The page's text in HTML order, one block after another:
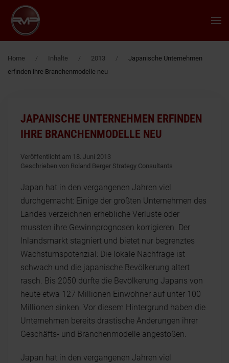
Zum Hauptinhalt springen
Home Inhalte 2013
Japanische Unternehmen
erfinden ihre Branchenmodelle neu
JAPANISCHE UNTERNEHMEN ERFINDEN
IHRE BRANCHENMODELLE NEU
Veröffentlicht am 18. Juni 2013
Geschrieben von Roland Berger Strategy Consultants
Japan hat in den vergangenen Jahren viel
durchgemacht: Einige der größten Unternehmen des
Landes verzeichnen erhebliche Verluste oder
mussten ihre Gewinnprognosen korrigieren. Der
Inlandsmarkt stagniert und bietet nur begrenztes
Wachstumspotenzial: Die lokale Nachfrage ist
schwach und die japanische Bevölkerung altert
rasch. Bis 2050 dürfte die Bevölkerung Japans von
heute etwa 127 Millionen Einwohner auf unter 100
Millionen sinken. Vor diesem Hintergrund haben die
Unternehmen bereits drastische Änderungen ihrer
Geschäfts- und Branchenmodelle angestoßen.
Japan hat in den vergangenen Jahren viel